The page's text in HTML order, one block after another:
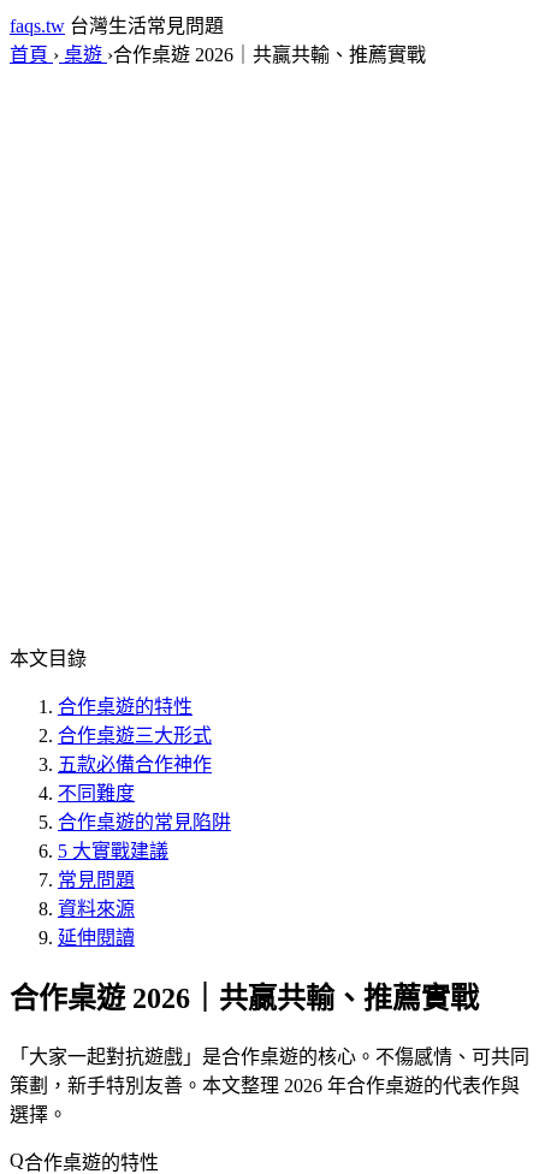
faqs.tw 台灣生活常見問題
首頁 › 桌遊 ›合作桌遊 2026｜共贏共輸、推薦實戰
本文目錄
合作桌遊的特性
合作桌遊三大形式
五款必備合作神作
不同難度
合作桌遊的常見陷阱
5 大實戰建議
常見問題
資料來源
延伸閱讀
合作桌遊 2026｜共贏共輸、推薦實戰
「 大家一起對抗遊戲 」是合作桌遊的核心。不傷感情、可共同
策劃，新手特別友善。本文整理 2026 年合作桌遊的代表作與
選擇。
合作桌遊的特性